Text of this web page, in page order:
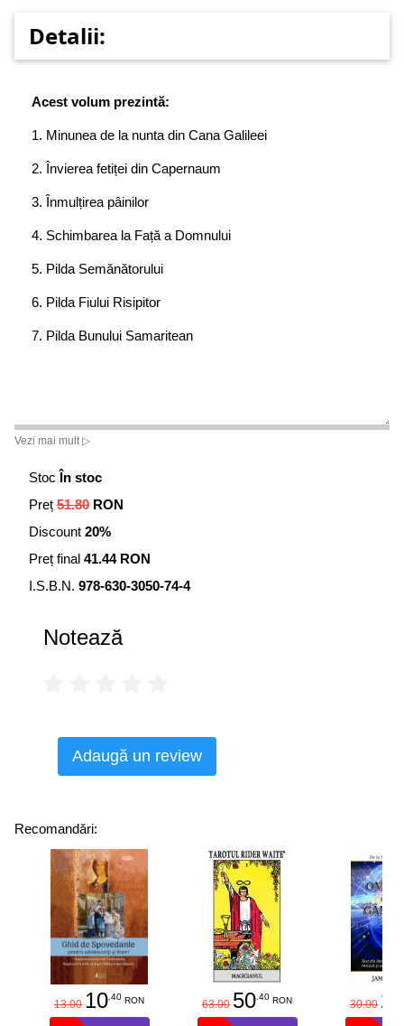
Detalii:
Acest volum prezintă:
1. Minunea de la nunta din Cana Galileei
2. Învierea fetiței din Capernaum
3. Înmulțirea pâinilor
4. Schimbarea la Față a Domnului
5. Pilda Semănătorului
6. Pilda Fiului Risipitor
7. Pilda Bunului Samaritean
Vezi mai mult ▷
Stoc În stoc
Preț 51.80 RON
Discount 20%
Preț final 41.44 RON
I.S.B.N. 978-630-3050-74-4
Notează
Adaugă un review
Recomandări:
13.00 10.40 RON 63.00 50.40 RON 30.00 25